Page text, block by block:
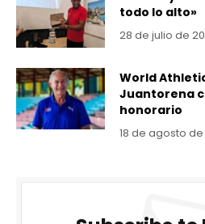
todo lo alto»
28 de julio de
World
Juantorena
honorario
18 de agosto